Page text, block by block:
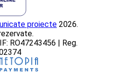
proiecte 2026.
RO47243456 | Reg.